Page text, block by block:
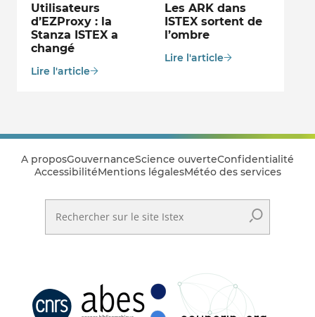
Utilisateurs
d’EZProxy : la
Stanza ISTEX a
changé
Lire l'article
Les ARK dans
ISTEX sortent de
l’ombre
Lire l'article
A proposGouvernanceScience ouverteConfidentialité
AccessibilitéMentions légalesMétéo des services